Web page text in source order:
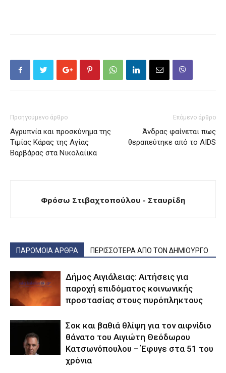
Προηγούμενο άρθρο
Αγρυπνία και προσκύνημα της
Τιμίας Κάρας της Αγίας
Βαρβάρας στα Νικολαίικα
Επόμενο άρθρο
Άνδρας φαίνεται πως
θεραπεύτηκε από το AIDS
Φρόσω Στιβαχτοπούλου - Σταυρίδη
ΠΑΡΟΜΟΙΑ ΑΡΘΡΑ ΠΕΡΙΣΣΟΤΕΡΑ ΑΠΟ ΤΟΝ ΔΗΜΙΟΥΡΓΟ
Δήμος Αιγιάλειας: Αιτήσεις για
παροχή επιδόματος κοινωνικής
προστασίας στους πυρόπληκτους
Σοκ και βαθιά θλίψη για τον αιφνίδιο
θάνατο του Αιγιώτη Θεόδωρου
Κατσωνόπουλου – Έφυγε στα 51 του
χρόνια